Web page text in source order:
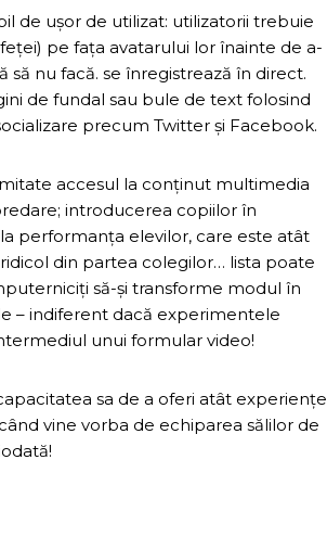
de ușor de utilizat: utilizatorii trebuie
pe fața avatarului lor înainte de a-
nu facă. se înregistrează în direct.
de fundal sau bule de text folosind
precum Twitter și Facebook.
accesul la conținut multimedia
introducerea copiilor în
performanța elevilor, care este atât
din partea colegilor… lista poate
să-și transforme modul în
– indiferent dacă experimentele
unui formular video!
sa de a oferi atât experiențe
vine vorba de echiparea sălilor de